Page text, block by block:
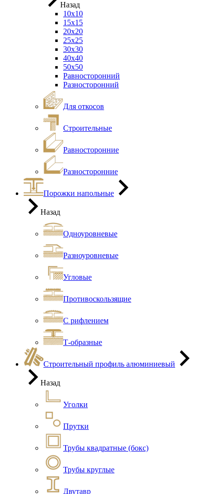
Назад
10х10
15х15
20х20
25х25
30х30
40х40
50х50
Равносторонний
Разносторонний
Для откосов
Строительные
Равносторонние
Разносторонние
Порожки напольные
Назад
Одноуровневые
Разноуровневые
Угловые
Противоскользящие
С рифлением
Т-образные
Строительный профиль алюминиевый
Назад
Уголки
Прутки
Трубы квадратные (бокс)
Трубы круглые
Двутавр